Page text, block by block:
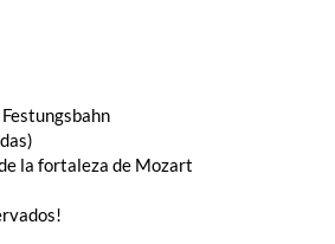
la fortaleza de Mozart